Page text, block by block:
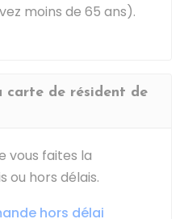
moins de 65 ans).
carte de résident de
vous faites la
ou hors délais.
hors délai